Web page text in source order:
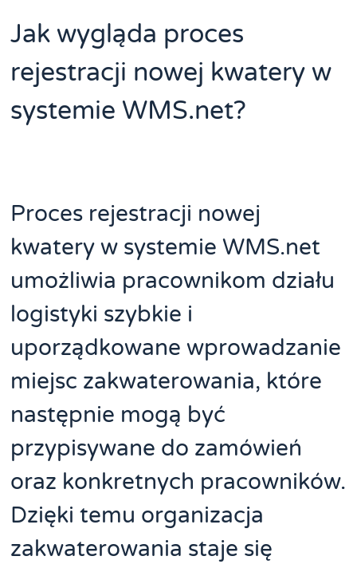
Jak wygląda proces
rejestracji nowej kwatery w
systemie WMS.net?
Proces rejestracji nowej
kwatery w systemie WMS.net
umożliwia pracownikom działu
logistyki szybkie i
uporządkowane wprowadzanie
miejsc zakwaterowania, które
następnie mogą być
przypisywane do zamówień
oraz konkretnych pracowników.
Dzięki temu organizacja
zakwaterowania staje się